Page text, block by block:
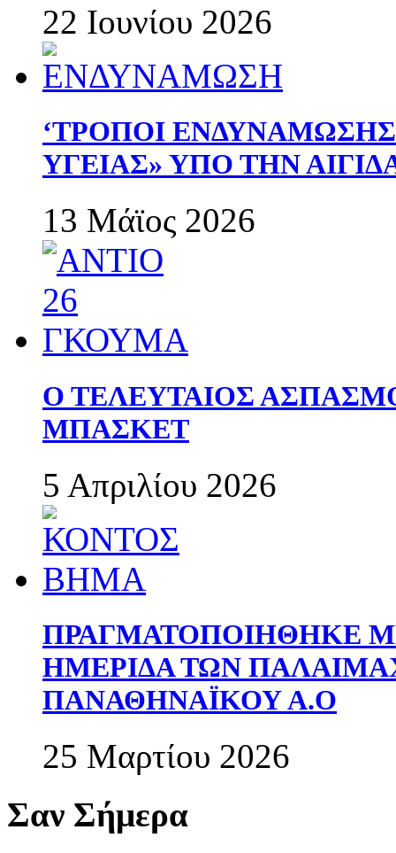
22 Ιουνίου 2026
‘ΤΡΟΠΟΙ
ΥΓΕΙΑΣ» ΥΠΟ ΤΗΝ
13 Μάϊος 2026
Ο ΤΕΛΕΥΤΑΙΟΣ
ΜΠΑΣΚΕΤ
5 Απριλίου 2026
ΠΡΑΓΜΑΤΟΠΟΙΗΘΗΚΕ
ΗΜΕΡΙΔΑ ΤΩΝ
ΠΑΝΑΘΗΝΑΪΚΟΥ Α.Ο
25 Μαρτίου 2026
Σαν Σήμερα